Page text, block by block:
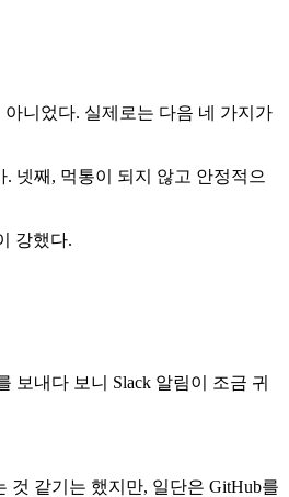
니었다. 실제로는 다음 네 가지가
넷째, 먹통이 되지 않고 안정적으
강했다.
보내다 보니 Slack 알림이 조금 귀
것 같기는 했지만, 일단은 GitHub를